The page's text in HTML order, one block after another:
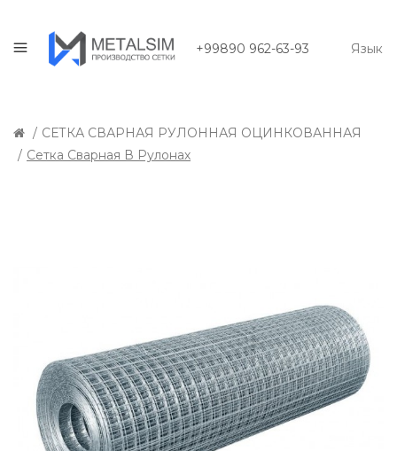
+99890 962-63-93 Язык
СЕТКА СВАРНАЯ РУЛОННАЯ ОЦИНКОВАННАЯ
Сетка Сварная В Рулонах